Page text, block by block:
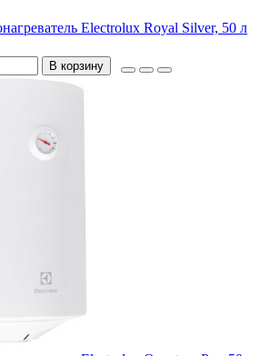
Electrolux Royal Silver, 50 л
В корзину